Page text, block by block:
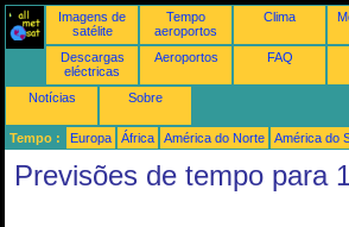
Imagens de
satélite
Tempo
aeroportos
Clima
Descargas
eléctricas
Aeroportos FAQ
Notícias Sobre
Tempo : Europa África América do Norte América do
Previsões de tempo para